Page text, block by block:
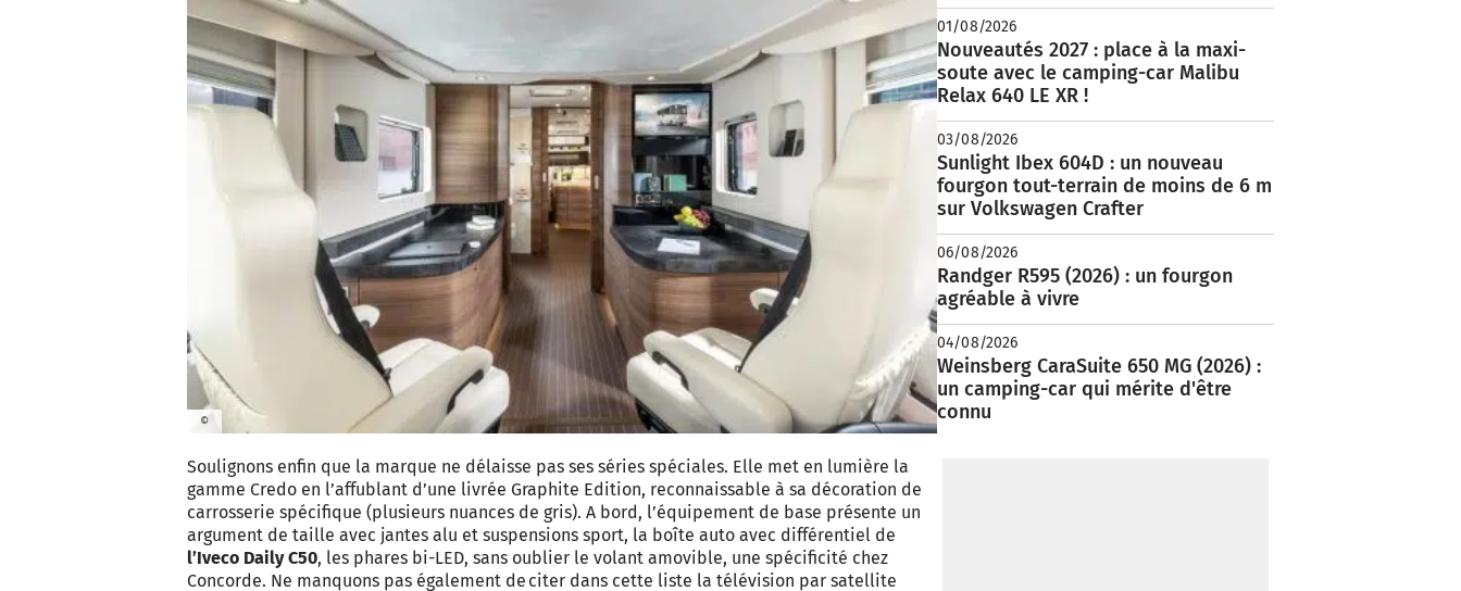
©
Soulignons enfin que la marque ne délaisse pas ses séries spéciales. Elle met en lumière la
gamme Credo en l’affublant d’une livrée Graphite Edition, reconnaissable à sa décoration de
carrosserie spécifique (plusieurs nuances de gris). A bord, l’équipement de base présente un
argument de taille avec jantes alu et suspensions sport, la boîte auto avec différentiel de
l’Iveco Daily C50, les phares bi-LED, sans oublier le volant amovible, une spécificité chez
Concorde. Ne manquons pas également de citer dans cette liste la télévision par satellite
01/08/2026
Nouveautés 2027 : place à la maxi-
soute avec le camping-car Malibu
Relax 640 LE XR !
03/08/2026
Sunlight Ibex 604D : un nouveau
fourgon tout-terrain de moins de 6 m
sur Volkswagen Crafter
06/08/2026
Randger R595 (2026) : un fourgon
agréable à vivre
04/08/2026
Weinsberg CaraSuite 650 MG (2026) :
un camping-car qui mérite d'être
connu